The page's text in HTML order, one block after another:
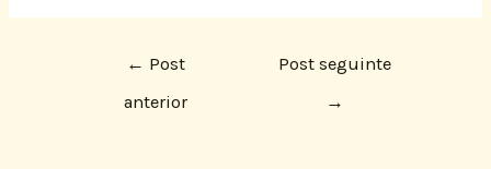
← Post
anterior
Post seguinte
→